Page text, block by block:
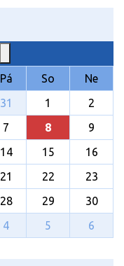
Pá So
Ne
31 1
2
7 8
9
14 15
16
21 22
23
28 29
30
4 5 6